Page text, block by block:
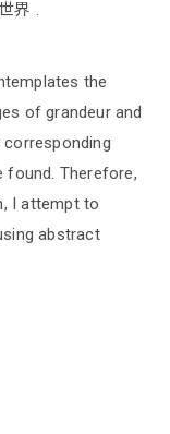
界 .
the
of grandeur and
found. Therefore,
I attempt to
abstract